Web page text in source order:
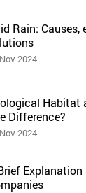
Rain: Causes,
2024
Habitat
Difference?
2024
Explanation